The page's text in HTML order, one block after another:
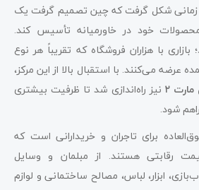
شکل گرفت که چین تصمیم گرفت یک
خود در خاورمیانه تأسیس کند.
با هزاران فروشگاه که تقریباً هر نوع
عرضه می‌کنند. با استقبال بالا از این مرکز،
مارت۲ نیز راه‌اندازی شد تا ظرفیت بیشتری
شود.
برای تاجران و خریدارانی است که
رقابتی هستند. از مبلمان و وسایل
ابزار، لباس، مصالح ساختمانی و لوازم